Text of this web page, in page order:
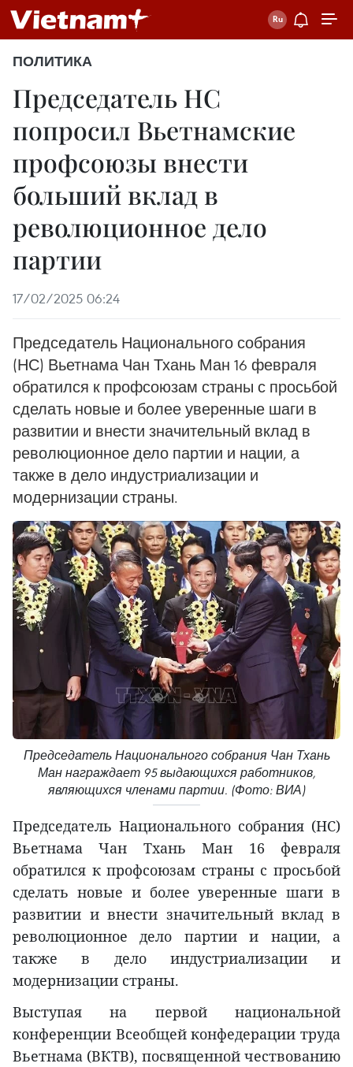
ПОЛИТИКА
Председатель НС
попросил Вьетнамские
профсоюзы внести
больший вклад в
революционное дело
партии
17/02/2025 06:24
Председатель Национального собрания
(НС) Вьетнама Чан Тхань Ман 16 февраля
обратился к профсоюзам страны с просьбой
сделать новые и более уверенные шаги в
развитии и внести значительный вклад в
революционное дело партии и нации, а
также в дело индустриализации и
модернизации страны.
Председатель Национального собрания Чан Тхань
Ман награждает 95 выдающихся работников,
являющихся членами партии. (Фото: ВИА)
Председатель Национального собрания (НС)
Вьетнама Чан Тхань Ман 16 февраля
обратился к профсоюзам страны с просьбой
сделать новые и более уверенные шаги в
развитии и внести значительный вклад в
революционное дело партии и нации, а
также в дело индустриализации и
модернизации страны.
Выступая на первой национальной
конференции Всеобщей конфедерации труда
Вьетнама (ВКТВ), посвященной чествованию